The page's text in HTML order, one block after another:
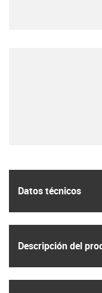
Datos técnicos
Descripción del